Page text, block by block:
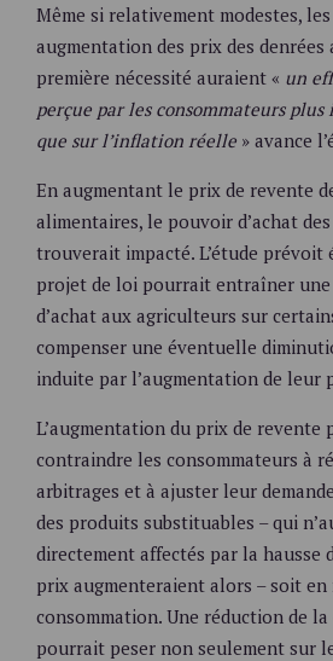
Même si relativement modestes, les
augmentation des prix des denrées
première nécessité auraient « un
perçue par les consommateurs
que sur l’inflation réelle » avance
En augmentant le prix de revente
alimentaires, le pouvoir d’achat
trouverait impacté. L’étude prévoit
projet de loi pourrait entraîner une
d’achat aux agriculteurs sur
compenser une éventuelle
induite par l’augmentation de leur
L’augmentation du prix de revente
contraindre les consommateurs à
arbitrages et à ajuster leur
des produits substituables – qui
directement affectés par la hausse
prix augmenteraient alors – soit
consommation. Une réduction de
pourrait peser non seulement sur